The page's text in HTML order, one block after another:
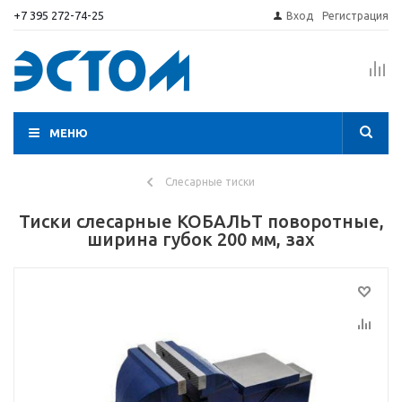
+7 395 272-74-25 Вход Регистрация
МЕНЮ
Слесарные тиски
Тиски слесарные КОБАЛЬТ поворотные,
ширина губок 200 мм, зах